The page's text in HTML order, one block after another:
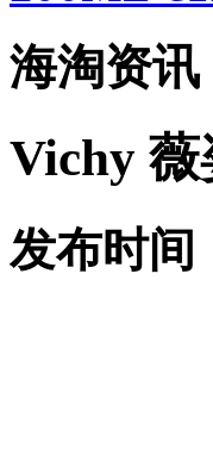
海淘资讯
Vichy
发布时间